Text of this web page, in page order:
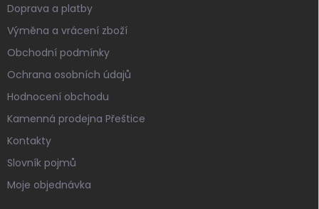
Doprava a platby
Výměna a vrácení zboží
Obchodní podmínky
Ochrana osobních údajů
Hodnocení obchodu
Kamenná prodejna Přeštice
Kontakty
Slovník pojmů
Moje objednávka